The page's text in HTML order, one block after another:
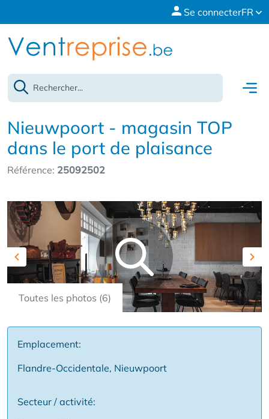
Se connecterFR
Nieuwpoort - magasin TOP
dans le port de plaisance
Référence: 25092502
Toutes les photos (6)
Previous
Emplacement:
Flandre-Occidentale, Nieuwpoort
Secteur / activité: